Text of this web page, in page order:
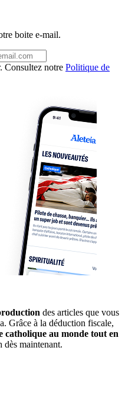
boite e-mail.
Consultez notre Politique de
des articles que vous
Grâce à la déduction fiscale,
catholique au monde tout en
dès maintenant.